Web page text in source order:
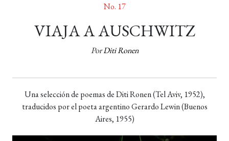
No. 17
VIAJA A AUSCHWITZ
PorDiti Ronen
Una selección de poemas de Diti Ronen (Tel Aviv, 1952),
traducidos por el poeta argentino Gerardo Lewin (Buenos
Aires, 1955)